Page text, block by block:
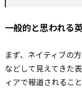
一般的と思われる
まず、ネイティブの
などして見えてきた
ィアで報道されるこ